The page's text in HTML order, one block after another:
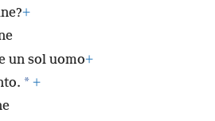
+
un sol uomo+
* +